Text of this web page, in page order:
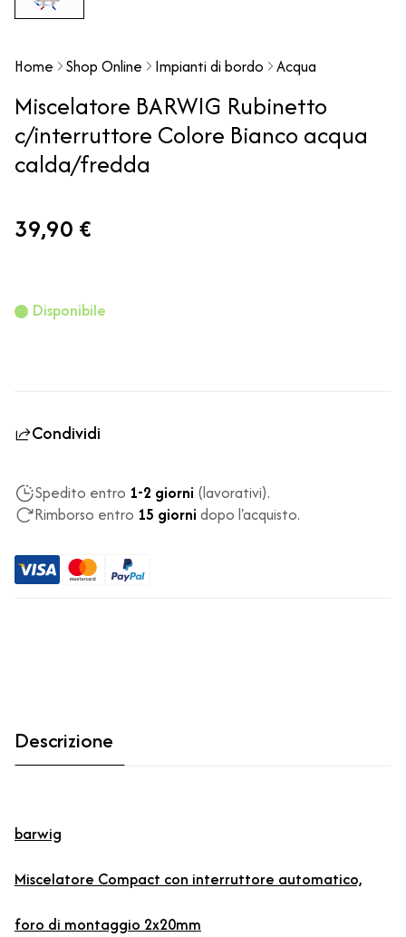
Home Shop Online Impianti di bordo Acqua
Miscelatore BARWIG Rubinetto
c/interruttore Colore Bianco acqua
calda/fredda
39,90 €
Disponibile
Condividi
Spedito entro 1-2 giorni (lavorativi).
Rimborso entro 15 giorni dopo l'acquisto.
Descrizione
barwig
Miscelatore Compact con interruttore automatico,
foro di montaggio 2x20mm